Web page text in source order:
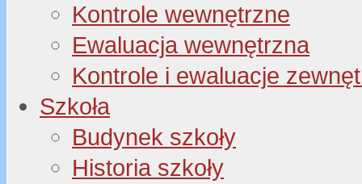
Kontrole wewnętrzne
Ewaluacja wewnętrzna
Kontrole i ewaluacje
Szkoła
Budynek szkoły
Historia szkoły